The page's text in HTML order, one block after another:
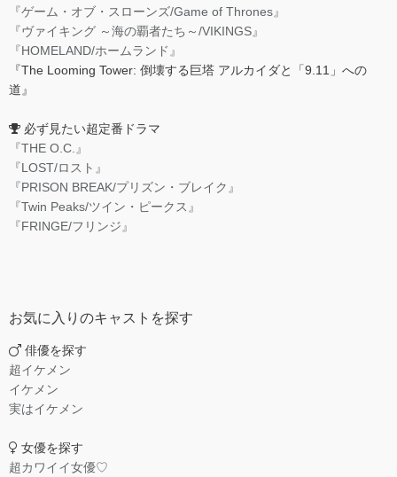
『ゲーム・オブ・スローンズ/Game of Thrones』
『ヴァイキング ～海の覇者たち～/VIKINGS』
『HOMELAND/ホームランド』
『The Looming Tower: 倒壊する巨塔 アルカイダと「9.11」への
道』
必ず見たい超定番ドラマ
『THE O.C.』
『LOST/ロスト』
『PRISON BREAK/プリズン・ブレイク』
『Twin Peaks/ツイン・ピークス』
『FRINGE/フリンジ』
お気に入りのキャストを探す
俳優を探す
超イケメン
イケメン
実はイケメン
女優を探す
超カワイイ女優♡